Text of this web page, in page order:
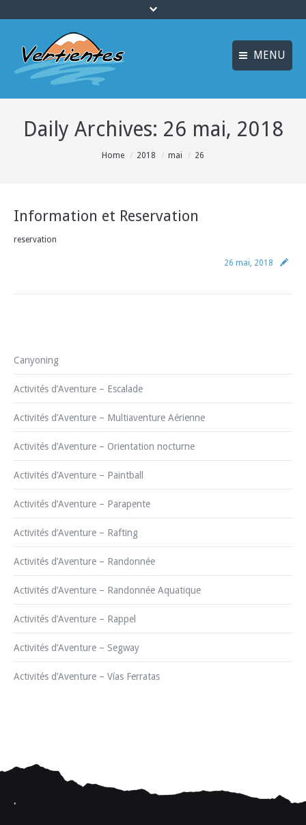
MENU
ESPAÑOL
ENGLISH
ACCUEIL
ACTIVITÉS
CANYONING
LOGEMENT
INFO ET RÉSERVATION
Daily Archives: 26 mai, 2018
Home 2018 mai 26
Information et Reservation
reservation
26 mai, 2018
Canyoning
Activités d’Aventure – Escalade
Activités d’Aventure – Multiaventure Aérienne
Activités d’Aventure – Orientation nocturne
Activités d’Aventure – Paintball
Activités d’Aventure – Parapente
Activités d’Aventure – Rafting
Activités d’Aventure – Randonnée
Activités d’Aventure – Randonnée Aquatique
Activités d’Aventure – Rappel
Activités d’Aventure – Segway
Activités d’Aventure – Vías Ferratas
.